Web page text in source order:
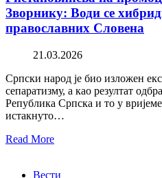
Зворнику: Води се
православних Словена
21.03.2026
Српски народ је био изложен
сепаратизму, а као резултат
Република Српска и то у
истакнуто…
Read More
Вести